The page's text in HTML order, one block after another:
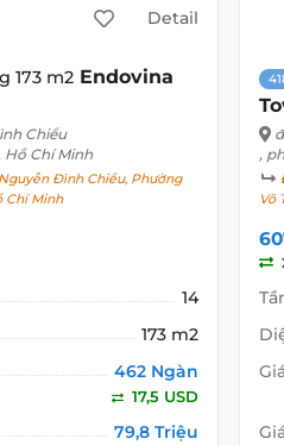
Detail
173 m2 Endovina
Chiểu
Hồ Chí Minh
Đình Chiểu, Phường
Chí Minh
14
173 m2
462 Ngàn
17,5 USD
79,8 Triệu
,
Võ